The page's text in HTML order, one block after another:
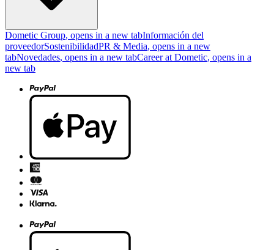
Dometic Group, opens in a new tabInformación del
proveedorSostenibilidadPR & Media, opens in a new
tabNovedades, opens in a new tabCareer at Dometic, opens in a
new tab